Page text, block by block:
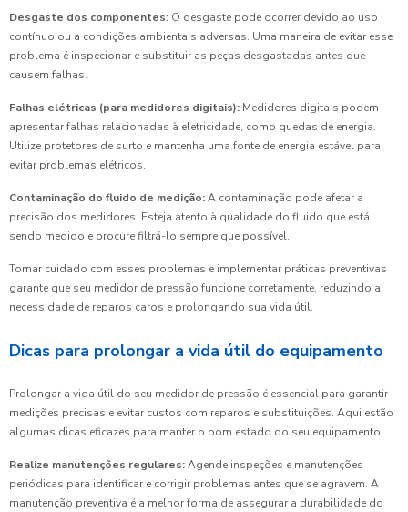
Desgaste dos componentes: O desgaste pode ocorrer devido ao uso
contínuo ou a condições ambientais adversas. Uma maneira de evitar esse
problema é inspecionar e substituir as peças desgastadas antes que
causem falhas.
Falhas elétricas (para medidores digitais): Medidores digitais podem
apresentar falhas relacionadas à eletricidade, como quedas de energia.
Utilize protetores de surto e mantenha uma fonte de energia estável para
evitar problemas elétricos.
Contaminação do fluido de medição:A contaminação pode afetar a
precisão dos medidores. Esteja atento à qualidade do fluido que está
sendo medido e procure filtrá-lo sempre que possível.
Tomar cuidado com esses problemas e implementar práticas preventivas
garante que seu medidor de pressão funcione corretamente, reduzindo a
necessidade de reparos caros e prolongando sua vida útil.
Dicas para prolongar a vida útil do equipamento
Prolongar a vida útil do seu medidor de pressão é essencial para garantir
medições precisas e evitar custos com reparos e substituições. Aqui estão
algumas dicas eficazes para manter o bom estado do seu equipamento:
Realize manutenções regulares:Agende inspeções e manutenções
periódicas para identificar e corrigir problemas antes que se agravem. A
manutenção preventiva é a melhor forma de assegurar a durabilidade do